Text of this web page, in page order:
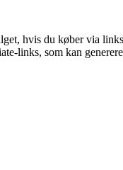
hvis du køber via
links, som kan